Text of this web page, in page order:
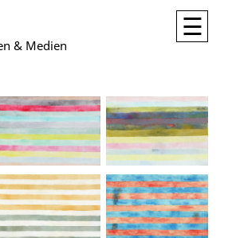
& Medien
☰